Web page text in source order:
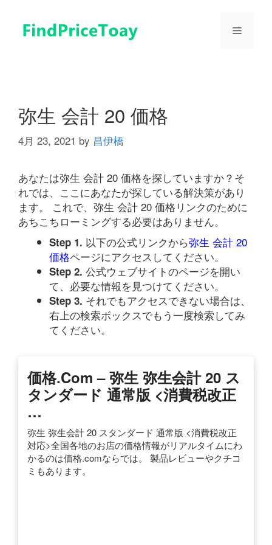
メ
弥生 会計 20 価格
4月 23, 2021 by 昌伊橋
あなたは弥生 会計 20 価格を探していますか？そ
れでは、ここにあなたが探している解決策があり
ます。 これで、弥生 会計 20 価格リンクのために
あちこちローミングする必要はありません。
Step 1. 以下の公式リンクから弥生 会計 20
価格ページにアクセスしてください。
Step 2. 公式ウェブサイトのページを開い
て、必要な情報を見つけてください。
Step 3. それでもアクセスできない場合は、
右上の検索ボックスでもう一度検索してみ
てください。
価格.com – 弥生 弥生会計 20 ス
タンダード 通常版 <消費税改正
…
弥生 弥生会計 20 スタンダード 通常版 <消費税改正
対応>全国各地のお店の価格情報がリアルタイムにわ
かるのは価格.comならでは。 製品レビューやクチコ
ミもあります。